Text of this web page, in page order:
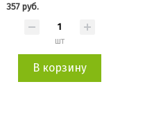
357 руб.
шт
В корзину